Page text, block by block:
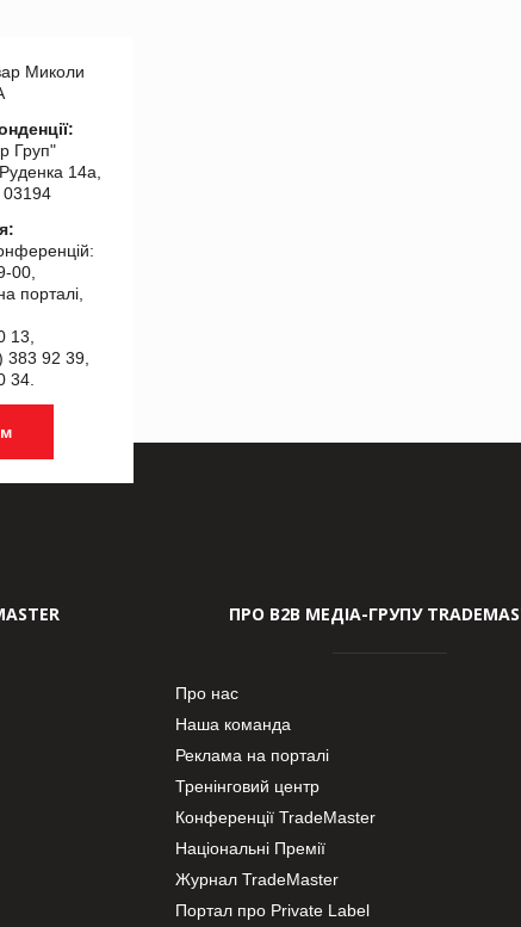
Миколи
Груп"
14а,
00,
порталі,
13,
383 92 39,
34.
ПРО В2В МЕДІА-ГРУПУ
Про нас
Наша команда
Реклама на порталі
Тренінговий центр
Конференції TradeMaster
Національні Премії
Журнал TradeMaster
Портал про Private Label